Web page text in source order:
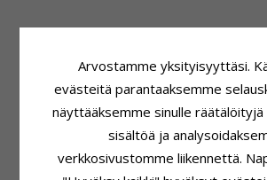
Sormusmalli:Miesten Sormus
Karaatin: 14
Kultaa
Pinta: Kiiltävä
Leveys:6,0
Paksuus:2,0
Vaaka:
Toimitusaika:
Sormusmalli:Naisten Sormus
Lukumäärä:1
Arvostamme yksityisyyttäsi.
evästeitä parantaaksemme
näyttääksemme sinulle räätälöityjä
sisältöä ja
verkkosivustomme liikennettä.